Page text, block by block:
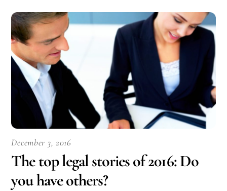
December 3, 2016
The top legal stories of 2016: Do
you have others?